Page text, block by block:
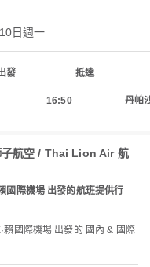
日週一
發 抵達
16:50 丹帕
子航空 / Thai Lion Air 航
國際機場 出發的航班提供行